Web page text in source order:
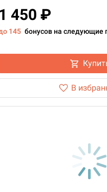
1 450 ₽
145 бонусов на следующие
В